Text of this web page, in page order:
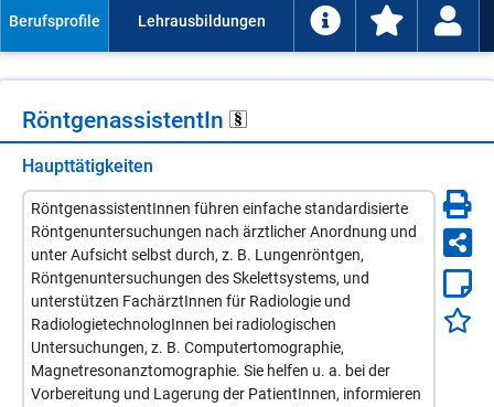
Rönt­ge­n­as­sis­ten­tIn
Haupttätigkeiten
RöntgenassistentInnen führen einfache standardisierte
Röntgenuntersuchungen nach ärztlicher Anordnung und
unter Aufsicht selbst durch, z. B. Lungenröntgen,
Röntgenuntersuchungen des Skelettsystems, und
unterstützen FachärztInnen für Radiologie und
RadiologietechnologInnen bei radiologischen
Untersuchungen, z. B. Computertomographie,
Magnetresonanztomographie. Sie helfen u. a. bei der
Vorbereitung und Lagerung der PatientInnen, informieren